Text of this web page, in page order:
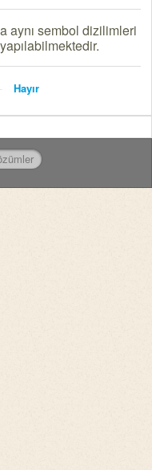
aynı sembol dizilimleri
Hayır